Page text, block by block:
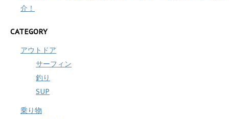
介！
CATEGORY
アウトドア
サーフィン
釣り
SUP
乗り物